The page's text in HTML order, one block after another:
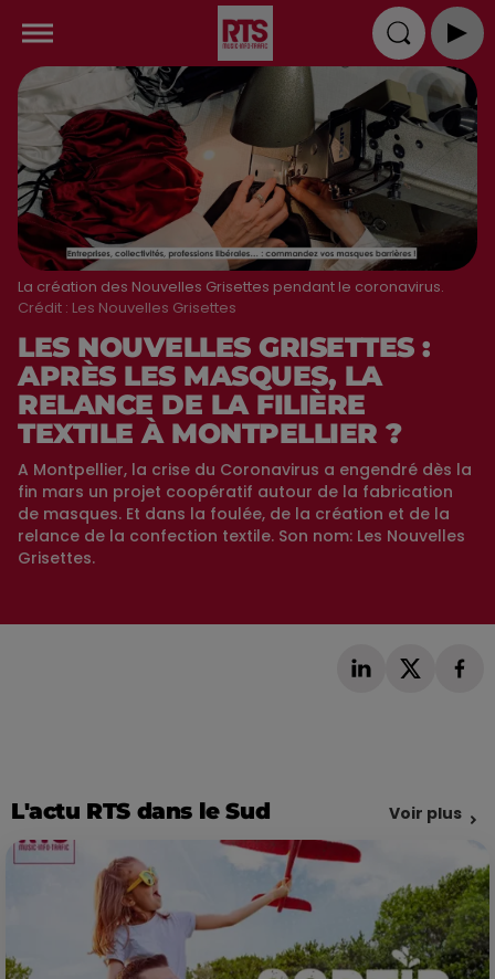
La création des Nouvelles Grisettes pendant le coronavirus.
Crédit : Les Nouvelles Grisettes
LES NOUVELLES GRISETTES :
APRÈS LES MASQUES, LA
RELANCE DE LA FILIÈRE
TEXTILE À MONTPELLIER ?
A Montpellier, la crise du Coronavirus a engendré dès la
fin mars un projet coopératif autour de la fabrication
de masques. Et dans la foulée, de la création et de la
relance de la confection textile. Son nom: Les Nouvelles
Grisettes.
L'actu RTS dans le Sud Voir plus